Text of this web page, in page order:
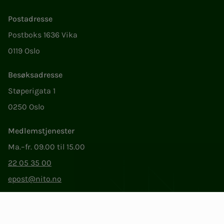
Postadresse
Postboks 1636 Vika
0119 Oslo
Besøksadresse
Støperigata 1
0250 Oslo
Medlemstjenester
Ma.–fr. 09.00 til 15.00
22 05 35 00
epost@nito.no